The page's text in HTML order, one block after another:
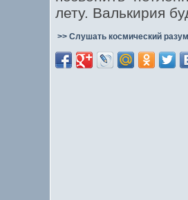
лету. Валькирия
>> Слушать космический